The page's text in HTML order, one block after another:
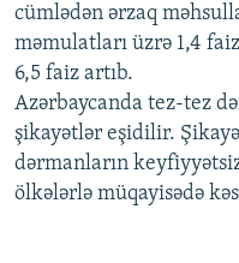
cümlədən ərzaq
məmulatları üzrə 1,4
6,5 faiz artıb.
Azərbaycanda tez-tez
şikayətlər eşidilir.
dərmanların
ölkələrlə müqayisədə